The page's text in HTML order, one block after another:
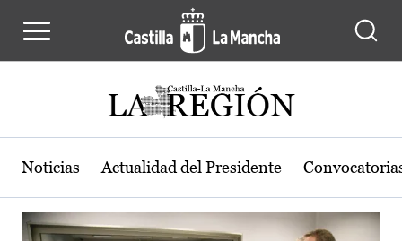
Actualidad de la región de Castilla-
Noticias Actualidad del Presidente